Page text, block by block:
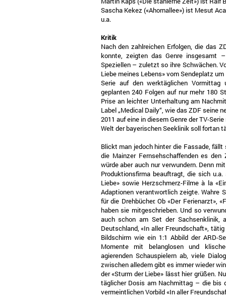
Sascha Kekez («Ahornallee») ist Mesut
u.a.
Kritik
Nach den zahlreichen Erfolgen, die das
konnte, zeigten das Genre insgesamt
Speziellen – zuletzt so ihre Schwächen.
Liebe meines Lebens» vom Sendeplatz
Serie auf den werktäglichen
geplanten 240 Folgen auf nur mehr 180
Prise an leichter Unterhaltung am
Label „Medical Daily“, wie das ZDF seine
2011 auf eine in diesem Genre der TV-
Welt der bayerischen Seeklinik soll fortan
Blickt man jedoch hinter die Fassade,
die Mainzer Fernsehschaffenden es
würde aber auch nur verwundern. Denn
Produktionsfirma beauftragt, die sich
Liebe» sowie Herzschmerz-Filme à la
Adaptionen verantwortlich zeigte. Wahre
für die Drehbücher. Ob «Der Ferienarzt»,
haben sie mitgeschrieben. Und so
auch schon am Set der Sachsenklinik,
Deutschland, «In aller Freundschaft»,
Bildschirm wie ein 1:1 Abbild der ARD-
Momente mit belanglosen und
agierenden Schauspielern ab, viele
zwischen alledem gibt es immer wieder
der «Sturm der Liebe» lässt hier grüßen.
täglicher Dosis am Nachmittag – die bis
vermeintlichen Vorbild «In aller